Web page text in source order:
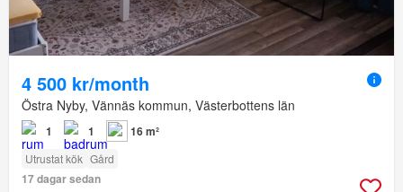
4 500 kr/month
Östra Nyby, Vännäs kommun, Västerbottens län
1 1 16 m²
Utrustat kök Gård
17 dagar sedan